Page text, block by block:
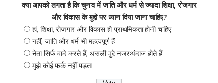
क्या आपको लगता है कि चुनाव में जाति और धर्म से ज्यादा शिक्षा, रोजगार
और विकास के मुद्दों पर ध्यान दिया जाना चाहिए?
हां, शिक्षा, रोजगार और विकास ही प्राथमिकता होनी चाहिए
नहीं, जाति और धर्म भी महत्वपूर्ण हैं
नेता सिर्फ वादे करते हैं, असली मुद्दे नजरअंदाज होते हैं
मुझे कोई फर्क नहीं पड़ता